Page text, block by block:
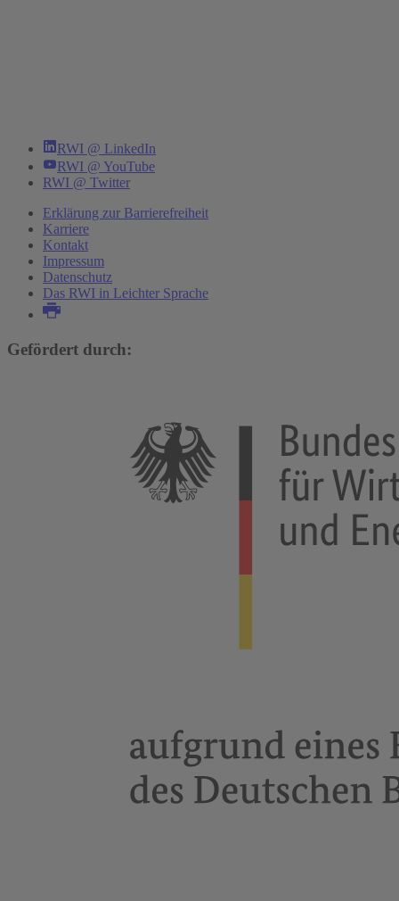
RWI @ LinkedIn
RWI @ YouTube
RWI @ Twitter
Erklärung zur Barrierefreiheit
Karriere
Kontakt
Impressum
Datenschutz
Das RWI in Leichter Sprache
Gefördert durch: